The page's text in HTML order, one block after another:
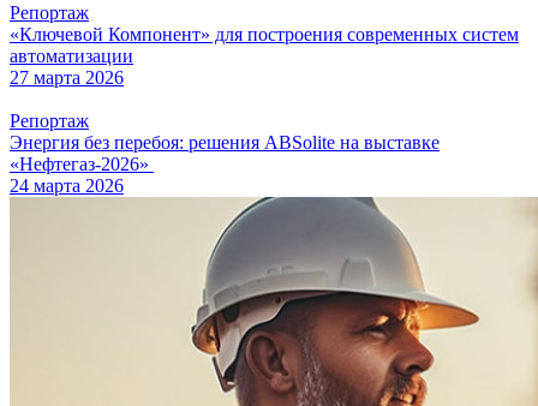
Репортаж
«Ключевой Компонент» для построения современных систем
автоматизации
27 марта 2026
Репортаж
Энергия без перебоя: решения ABSolite на выставке
«Нефтегаз-2026»
24 марта 2026